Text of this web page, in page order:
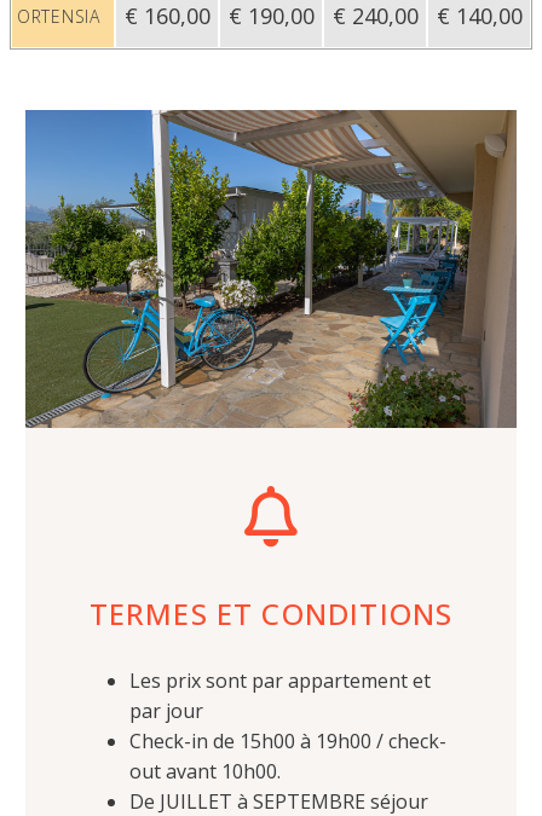
ORTENSIA € 160,00 € 190,00 € 240,00 € 140,00
TERMES ET CONDITIONS
Les prix sont par appartement et
par jour
Check-in de 15h00 à 19h00 / check-
out avant 10h00.
De JUILLET à SEPTEMBRE séjour